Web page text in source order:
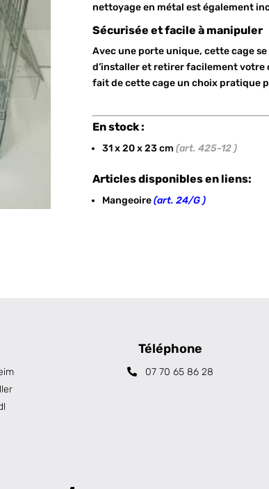
nettoyage en métal est également
Sécurisée et facile à manipuler
Avec une porte unique, cette cage
d’installer et retirer facilement votre
fait de cette cage un choix pratique
En stock :
31 x 20 x 23 cm (art. 425-12 )
Articles disponibles en liens:
Mangeoire(art. 24/G )
Téléphone
07 70 65 86 28